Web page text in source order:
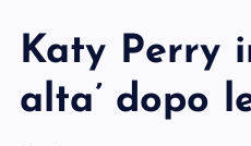
Katy Perry
alta’ dopo